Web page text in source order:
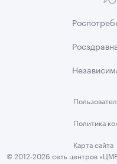
Политика
Карта сайта
© 2012-2026 сеть центров